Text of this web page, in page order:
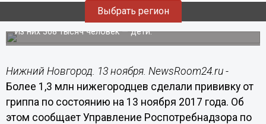
Выбрать регион
гриппа в Нижегородской области
Из них 308 тысяч человек — дети.
Нижний Новгород. 13 ноября. NewsRoom24.ru -
Более 1,3 млн нижегородцев сделали прививку от
гриппа по состоянию на 13 ноября 2017 года. Об
этом сообщает Управление Роспотребнадзора по